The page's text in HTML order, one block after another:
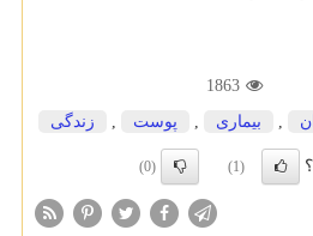
1863
, بیماری , پوست , زندگی
(1)
(0)